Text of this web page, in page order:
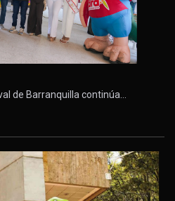
de Barranquilla continúa…